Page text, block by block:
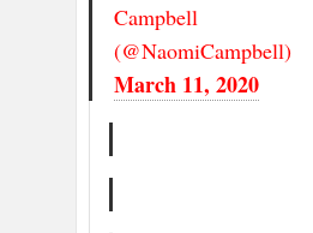
Campbell
(@NaomiCampbell)
March 11, 2020